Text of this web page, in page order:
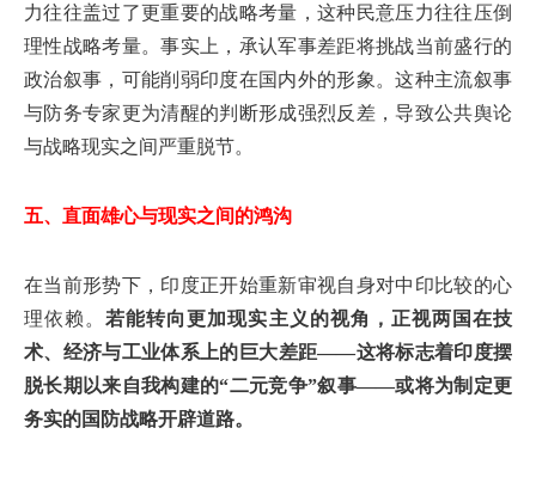
力往往盖过了更重要的战略考量，这种民意压力往往压倒
理性战略考量。事实上，承认军事差距将挑战当前盛行的
政治叙事，可能削弱印度在国内外的形象。这种主流叙事
与防务专家更为清醒的判断形成强烈反差，导致公共舆论
与战略现实之间严重脱节。
五、直面雄心与现实之间的鸿沟
在当前形势下，印度正开始重新审视自身对中印比较的心
理依赖。若能转向更加现实主义的视角，正视两国在技
术、经济与工业体系上的巨大差距——这将标志着印度摆
脱长期以来自我构建的“二元竞争”叙事——或将为制定更
务实的国防战略开辟道路。